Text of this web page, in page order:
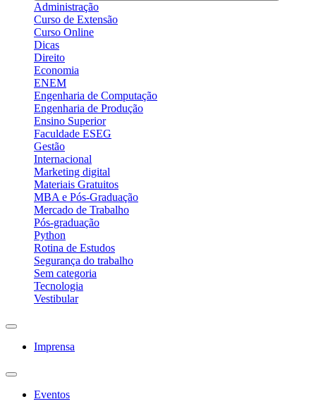
Administração
Curso de Extensão
Curso Online
Dicas
Direito
Economia
ENEM
Engenharia de Computação
Engenharia de Produção
Ensino Superior
Faculdade ESEG
Gestão
Internacional
Marketing digital
Materiais Gratuitos
MBA e Pós-Graduação
Mercado de Trabalho
Pós-graduação
Python
Rotina de Estudos
Segurança do trabalho
Sem categoria
Tecnologia
Vestibular
Imprensa
Eventos